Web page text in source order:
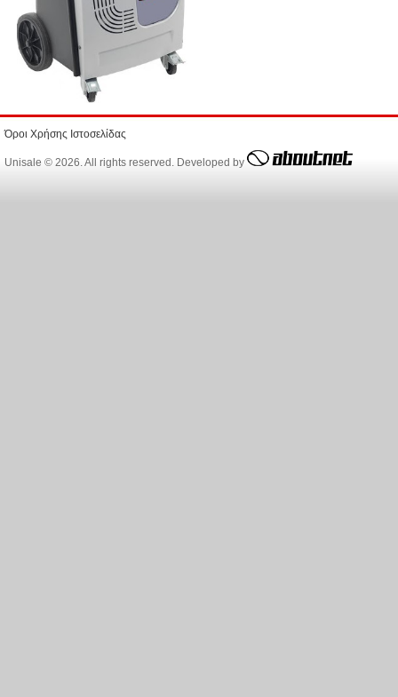
Όροι Χρήσης Ιστοσελίδας
Unisale © 2026. All rights reserved. Developed by